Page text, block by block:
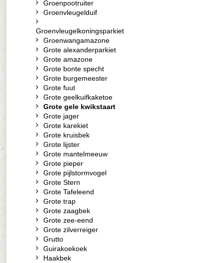
Groenpootruiter
Groenvleugelduif
Groenvleugelkoningsparkiet
Groenwangamazone
Grote alexanderparkiet
Grote amazone
Grote bonte specht
Grote burgemeester
Grote fuut
Grote geelkuifkaketoe
Grote gele kwikstaart
Grote jager
Grote karekiet
Grote kruisbek
Grote lijster
Grote mantelmeeuw
Grote pieper
Grote pijlstormvogel
Grote Stern
Grote Tafeleend
Grote trap
Grote zaagbek
Grote zee-eend
Grote zilverreiger
Grutto
Guirakoekoek
Haakbek